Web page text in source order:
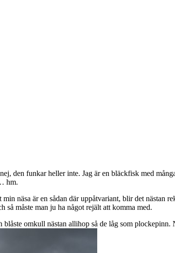
den funkar heller inte. Jag är en bläckfisk med
hm.
näsa är en sådan där uppåtvariant, blir det
måste man ju ha något rejält att komma med.
omkull nästan allihop så de låg som